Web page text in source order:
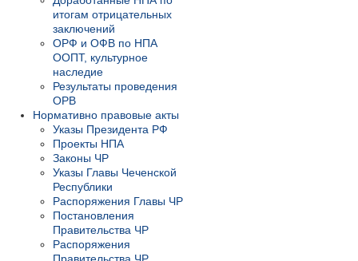
итогам отрицательных
заключений
ОРФ и ОФВ по НПА
ООПТ, культурное
наследие
Результаты проведения
ОРВ
Нормативно правовые акты
Указы Президента РФ
Проекты НПА
Законы ЧР
Указы Главы Чеченской
Республики
Распоряжения Главы ЧР
Постановления
Правительства ЧР
Распоряжения